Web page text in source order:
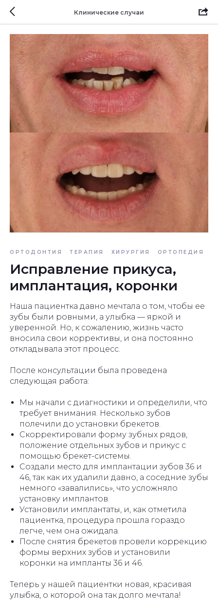
Клинические случаи
ОРТОДОНТИЯ ТЕРАПИЯ ХИРУРГИЯ ОРТОПЕДИЯ
Исправление прикуса,
имплантация, коронки
Наша пациентка давно мечтала о том, чтобы ее
зубы были ровными, а улыбка — яркой и
уверенной. Но, к сожалению, жизнь часто
вносила свои коррективы, и она постоянно
откладывала этот процесс.
После консультации была проведена
следующая работа:
Мы начали с диагностики и определили, что
требует внимания. Несколько зубов
полечили до установки брекетов.
Скорректировали форму зубных рядов,
положение отдельных зубов и прикус с
помощью брекет-системы.
Создали место для имплантации зубов 36 и
46, так как их удалили давно, а соседние зубы
немного «завалились», что усложняло
установку имплантов.
Установили имплантаты, и, как отметила
пациентка, процедура прошла гораздо
легче, чем она ожидала.
После снятия брекетов провели коррекцию
формы верхних зубов и установили
коронки на импланты 36 и 46.
Теперь у нашей пациентки новая, красивая
улыбка, о которой она так долго мечтала!